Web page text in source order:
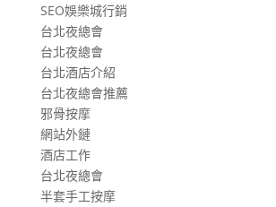
SEO娛樂城行銷
台北夜總會
台北夜總會
台北酒店介紹
台北夜總會推薦
邪骨按摩
網站外鏈
酒店工作
台北夜總會
半套手工按摩